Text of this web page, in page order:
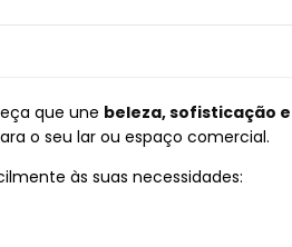
que une beleza, sofisticação
o seu lar ou espaço comercial.
às suas necessidades: